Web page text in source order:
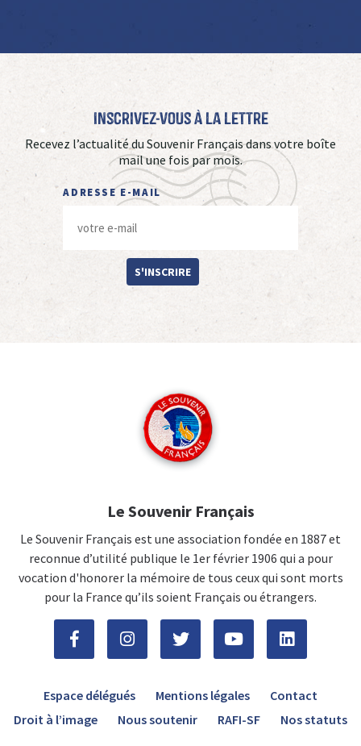
Inscrivez-vous à La Lettre
Recevez l’actualité du Souvenir Français dans votre boîte
mail une fois par mois.
ADRESSE E-MAIL
S'INSCRIRE
Le Souvenir Français
Le Souvenir Français est une association fondée en 1887 et
reconnue d’utilité publique le 1er février 1906 qui a pour
vocation d'honorer la mémoire de tous ceux qui sont morts
pour la France qu’ils soient Français ou étrangers.
Espace délégués Mentions légales
Contact
Droit à l’image
Nous soutenir RAFI-SF Nos statuts